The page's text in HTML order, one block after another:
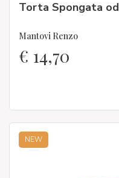
Torta Spongata
Mantovi Renzo
€ 14,70
NEW